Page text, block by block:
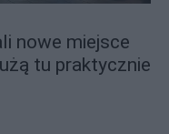
nowe miejsce
tu praktycznie